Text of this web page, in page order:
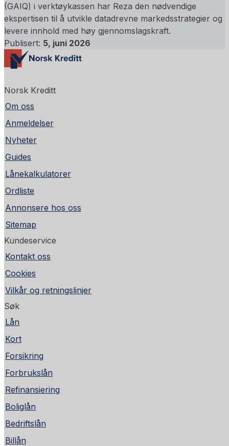
(GAIQ) i verktøykassen har Reza den nødvendige
ekspertisen til å utvikle datadrevne markedsstrategier og
levere innhold med høy gjennomslagskraft.
Publisert: 5, juni 2026
Norsk Kreditt
Om oss
Anmeldelser
Nyheter
Guides
Lånekalkulatorer
Ordliste
Annonsere hos oss
Sitemap
Kundeservice
Kontakt oss
Cookies
Vilkår og retningslinjer
Søk
Lån
Kort
Forsikring
Forbrukslån
Refinansiering
Boliglån
Bedriftslån
Billån